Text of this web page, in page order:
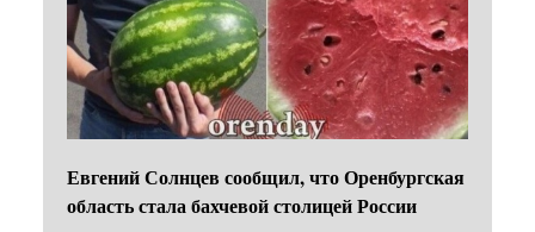
Евгений Солнцев сообщил, что Оренбургская
область стала бахчевой столицей России